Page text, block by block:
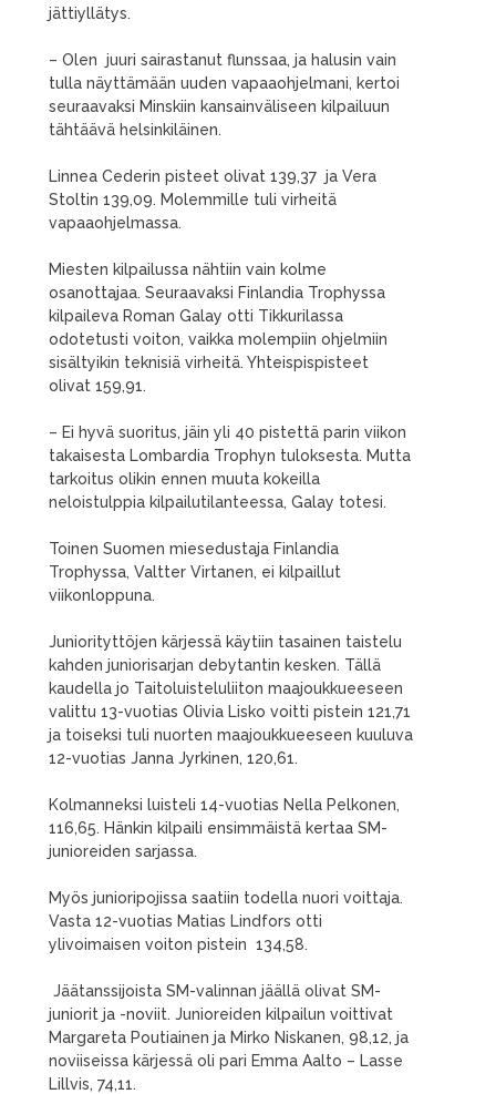
jättiyllätys.
– Olen juuri sairastanut flunssaa, ja halusin vain
tulla näyttämään uuden vapaaohjelmani, kertoi
seuraavaksi Minskiin kansainväliseen kilpailuun
tähtäävä helsinkiläinen.
Linnea Cederin pisteet olivat 139,37 ja Vera
Stoltin 139,09. Molemmille tuli virheitä
vapaaohjelmassa.
Miesten kilpailussa nähtiin vain kolme
osanottajaa. Seuraavaksi Finlandia Trophyssa
kilpaileva Roman Galay otti Tikkurilassa
odotetusti voiton, vaikka molempiin ohjelmiin
sisältyikin teknisiä virheitä. Yhteispispisteet
olivat 159,91.
– Ei hyvä suoritus, jäin yli 40 pistettä parin viikon
takaisesta Lombardia Trophyn tuloksesta. Mutta
tarkoitus olikin ennen muuta kokeilla
neloistulppia kilpailutilanteessa, Galay totesi.
Toinen Suomen miesedustaja Finlandia
Trophyssa, Valtter Virtanen, ei kilpaillut
viikonloppuna.
Juniorityttöjen kärjessä käytiin tasainen taistelu
kahden juniorisarjan debytantin kesken. Tällä
kaudella jo Taitoluisteluliiton maajoukkueeseen
valittu 13-vuotias Olivia Lisko voitti pistein 121,71
ja toiseksi tuli nuorten maajoukkueeseen kuuluva
12-vuotias Janna Jyrkinen, 120,61.
Kolmanneksi luisteli 14-vuotias Nella Pelkonen,
116,65. Hänkin kilpaili ensimmäistä kertaa SM-
junioreiden sarjassa.
Myös junioripojissa saatiin todella nuori voittaja.
Vasta 12-vuotias Matias Lindfors otti
ylivoimaisen voiton pistein 134,58.
Jäätanssijoista SM-valinnan jäällä olivat SM-
juniorit ja -noviit. Junioreiden kilpailun voittivat
Margareta Poutiainen ja Mirko Niskanen, 98,12, ja
noviiseissa kärjessä oli pari Emma Aalto – Lasse
Lillvis, 74,11.